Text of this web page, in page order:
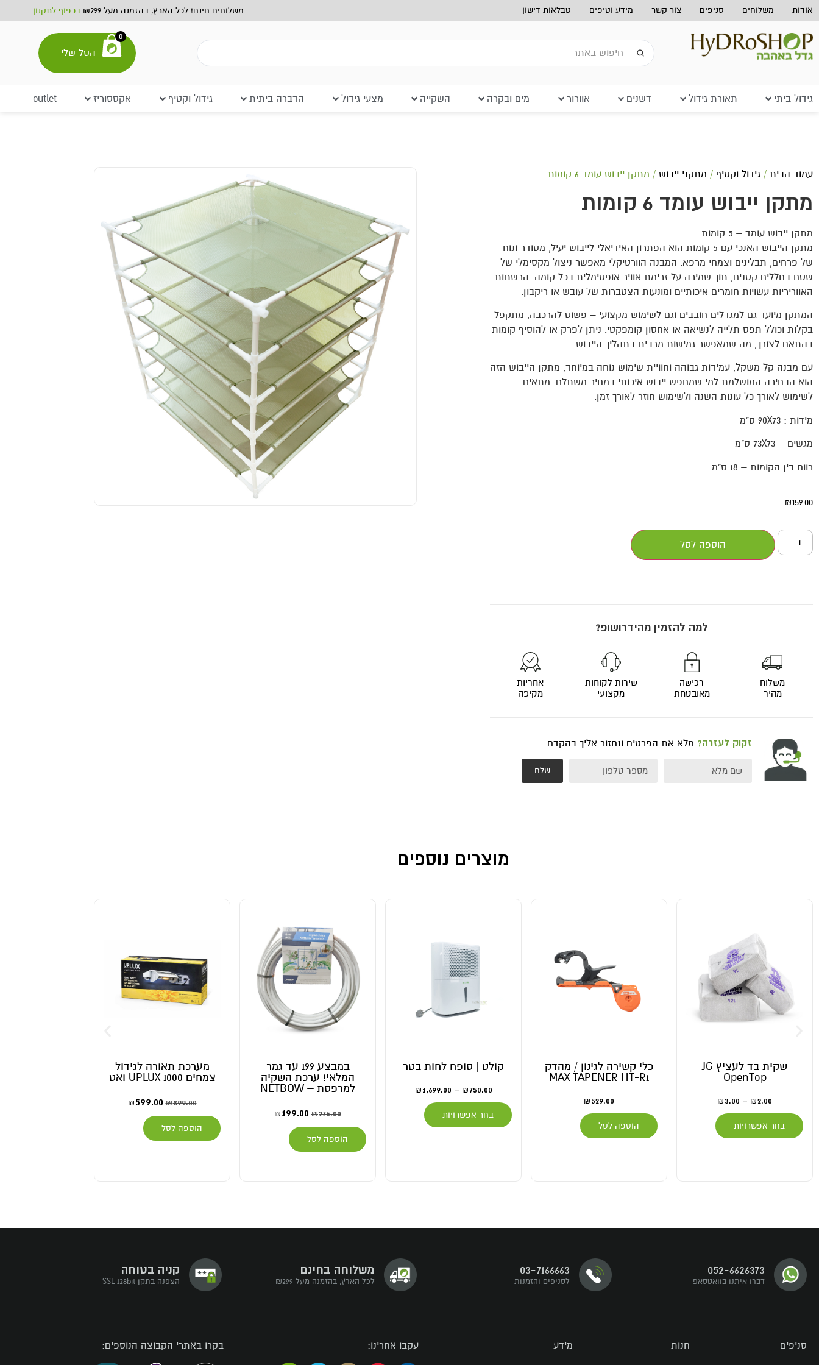
אודות משלוחים סניפים צור קשר מידע וטיפים טבלאות דישון משלוחים חינם! לכל הארץ, בהזמנה מעל ₪299 בכפוף לתקנון
0
הסל שלי
גידול ביתי תאורת גידול דשנים אוורור מים ובקרה השקייה מצעי גידול הדברה ביתית גידול וקטיף אקססוריז outlet
עמוד הבית / גידול וקטיף / מתקני ייבוש / מתקן ייבוש עומד 6 קומות
מתקן ייבוש עומד 6 קומות
מתקן ייבוש עומד – 5 קומות
מתקן הייבוש האנכי עם 5 קומות הוא הפתרון האידיאלי לייבוש יעיל, מסודר ונוח
של פרחים, תבלינים וצמחי מרפא. המבנה הוורטיקלי מאפשר ניצול מקסימלי של
שטח בחללים קטנים, תוך שמירה על זרימת אוויר אופטימלית בכל קומה. הרשתות
האווריריות עשויות חומרים איכותיים ומונעות הצטברות של עובש או ריקבון.
המתקן מיועד גם למגדלים חובבים וגם לשימוש מקצועי – פשוט להרכבה, מתקפל
בקלות וכולל תפס תלייה לנשיאה או אחסון קומפקטי. ניתן לפרק או להוסיף קומות
בהתאם לצורך, מה שמאפשר גמישות מרבית בתהליך הייבוש.
עם מבנה קל משקל, עמידות גבוהה וחוויית שימוש נוחה במיוחד, מתקן הייבוש הזה
הוא הבחירה המושלמת למי שמחפש ייבוש איכותי במחיר משתלם. מתאים
לשימוש לאורך כל עונות השנה ולשימוש חוזר לאורך זמן.
מידות : 90X73 ס"מ
מגשים – 73X73 ס"מ
רווח בין הקומות – 18 ס"מ
₪159.00
הוספה לסל
למה להזמין מהידרושופ?
משלוח
מהיר
רכישה
מאובטחת
שירות לקוחות
מקצועי
אחריות
מקיפה
זקוק לעזרה? מלא את הפרטים ונחזור אליך בהקדם
שלח
מוצרים נוספים
שקית בד לעציץ JG
OpenTop
₪3.00
אפשרויות
כלי קשירה לגינון / מהדק
MAX TAPENER HT-R1
הוספה לסל
קולט | סופח לחות בטר
₪1,699.00
בחר אפשרויות
במבצע 199 עד גמר
המלאי! ערכת השקיה
למרפסת – NETBOW
₪199.00
הוספה לסל
מערכת תאורה לגידול
₪599.00
הוספה לסל
עקבו אחרינו
052-6626373
דברו איתנו בוואטסאפ
03-7166663
לסניפים והזמנות
משלוחה בחינם
לכל הארץ, בהזמנה מעל ₪299
קניה בטוחה
הצפנה בתקן SSL 128bit
סניפים חנות מידע עקבו אחרינו: בקרו באתרי הקבוצה הנוספים: